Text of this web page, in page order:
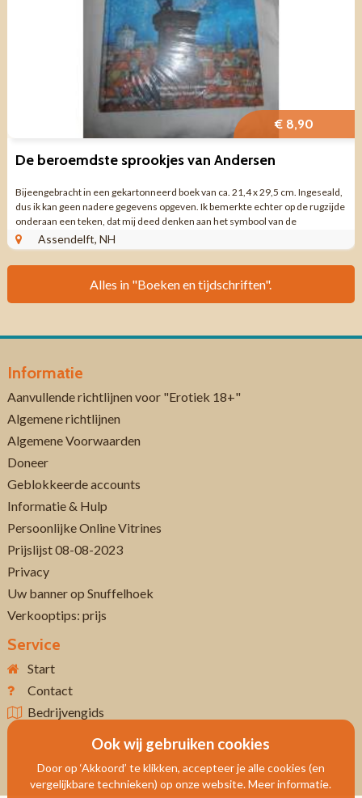
€ 8,90
De beroemdste sprookjes van Andersen
Bijeengebracht in een gekartonneerd boek van ca. 21,4 x 29,5 cm. Ingeseald,
dus ik kan geen nadere gegevens opgeven. Ik bemerkte echter op de rugzijde
onderaan een teken, dat mij deed denken aan het symbool van de
Geïllustreerde Pers, ...
Assendelft, NH
Alles in "Boeken en tijdschriften".
Informatie
Aanvullende richtlijnen voor "Erotiek 18+"
Algemene richtlijnen
Algemene Voorwaarden
Doneer
Geblokkeerde accounts
Informatie & Hulp
Persoonlijke Online Vitrines
Prijslijst 08-08-2023
Privacy
Uw banner op Snuffelhoek
Verkooptips: prijs
Service
Start
Contact
Bedrijvengids
Ook wij gebruiken cookies
Door op ‘Akkoord’ te klikken, accepteer je alle cookies (en
vergelijkbare technieken) op onze website. Meer informatie.